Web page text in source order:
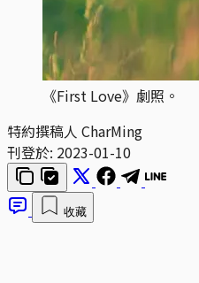
《First Love》劇照。
特約撰稿人 CharMing
刊登於: 2023-01-10
收藏